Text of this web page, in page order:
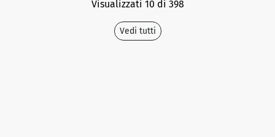
Visualizzati 10 di 398
Vedi tutti